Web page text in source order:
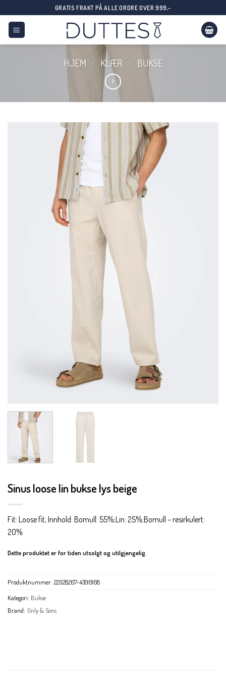
to
content
GRATIS FRAKT PÅ ALLE ORDRE OVER 999,-
HJEM / KLÆR / BUKSE
Sinus loose lin bukse lys beige
Fit: Loose fit, Innhold: Bomull: 55%;Lin: 25%;Bomull – resirkulert:
20%
Dette produktet er for tiden utsolgt og utilgjengelig.
Produktnummer: 22028267-4396168
Kategori: Bukse
Brand: Only & Sons